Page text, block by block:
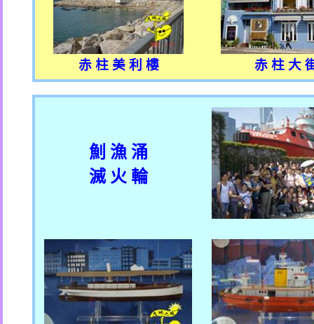
赤 柱 美 利 樓 赤 柱 大
魝 漁 涌
滅 火 輪